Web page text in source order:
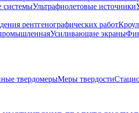
системыУльтрафиолетовые источники
рентгенографических работ
Усиливающие экраны
твердомерыМеры твердости